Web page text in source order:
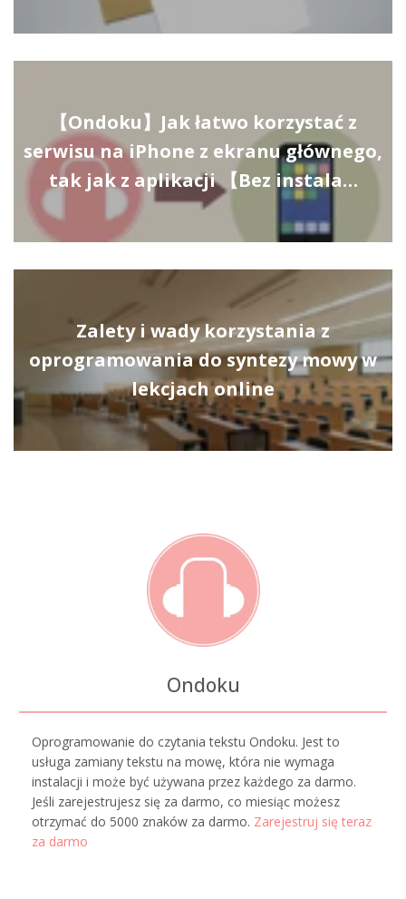
【Ondoku】Jak łatwo korzystać z
serwisu na iPhone z ekranu głównego,
tak jak z aplikacji 【Bez instala…
Zalety i wady korzystania z
oprogramowania do syntezy mowy w
lekcjach online
Ondoku
Oprogramowanie do czytania tekstu Ondoku. Jest to
usługa zamiany tekstu na mowę, która nie wymaga
instalacji i może być używana przez każdego za darmo.
Jeśli zarejestrujesz się za darmo, co miesiąc możesz
otrzymać do 5000 znaków za darmo. Zarejestruj się teraz
za darmo